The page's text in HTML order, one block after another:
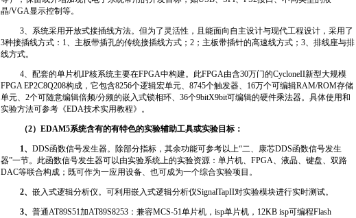
晶/VGA显示控制等。
3、系统采用开放式接插线方法。但为了灵活性，且能面向自主设计与现代工程设计，采用了
3种接插线方式： 1、主板带插孔的传统接插线方式； 2 ；主板带插针的高速线方式； 3、排线座与排
线方式。
4、配套的单片机IP核系统主要在FPGA中构建。此FPGA由含30万门的CycloneII新型大规模
FPGA EP2C8Q208构成，它包含8256个逻辑宏单元、 8745个触发器、 16万个可编辑RAM/ROM存储
单元、 2个可随意编辑倍频/分频的嵌入式锁相环、 36个9bitX9bit可编辑的硬件乘法器。具体使用和
实验方法可参考 《EDA技术实用教程》 。
（2）EDAM5系统含有的有特色的实验辅助工具或实验目标：
1、DDS函数信号发生器。除部分指标，其余功能可参考以上“二、康芯DDS函数信号发生
器”一节。此函数信号发生器可以由实验系统上的实验资源：单片机、 FPGA、液晶、键盘、双路
DAC等联合构成；既可作为一应用设备、也可成为一个综合实验项目。
2、嵌入式逻辑分析仪。可利用嵌入式逻辑分析仪SignalTapII对实验模块进行实时测试。
3、普通AT89S51加AT89S8253 ：兼容MCS-51单片机，isp单片机， 12KB isp可编程Flash